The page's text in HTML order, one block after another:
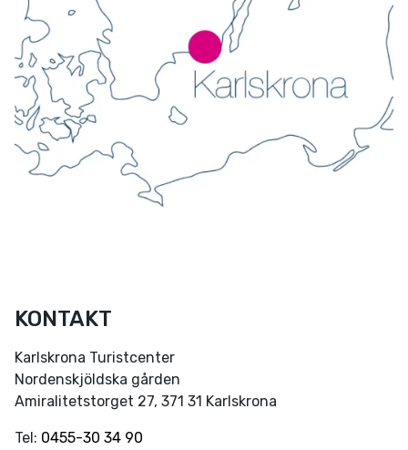
KONTAKT
Karlskrona Turistcenter
Nordenskjöldska gården
Amiralitetstorget 27, 371 31 Karlskrona
Tel: 0455-30 34 90